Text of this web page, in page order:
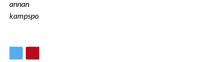
annan
kampsport!